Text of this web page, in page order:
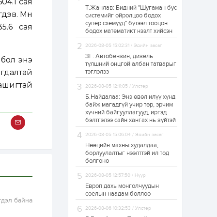
Мөн
сая
энэ
байна
Н.Номтойбаяр:
Аймгуудад
тулгамдаж буй
асуудлуудыг долоо
хоног бүр Засгийн
газрын...
1 өдөр 0
УИХ-ын дарга
С.Бямбацогт төрийг
тахих төрийн
тахилгад оролцлоо
1 өдөр 3 0
“Хотын дарга сонсож
байна” 150150 тусгай
дугаарыг
наймдугаар сарын
1 өдөр 0
руу нийтийн тээврийн
автобус 24 цагаар
үйлчилж байна
Т.Жанлав: Бидний "Шугаман бус
системийг ойролцоо бодох
супер схемүүд" бүтээл тооцон
бодох математикт нээлт хийсэн
2026-08-05 15:02:31 / Эдийн засаг
ЗГ: Автобензин, дизель
түлшний онцгой албан татварыг
тэглэлээ
2026-08-05 12:11:05 / Улстөр
Б.Найдалаа: Энэ өвөл илүү хүнд
байж магадгүй учир төр, эрчим
хүчний байгууллагууд, иргэд
бэлтгэлээ сайн хангах нь зүйтэй
2026-08-05 15:06:04 / Эдийн засаг
Нөөцийн махны худалдаа,
борлуулалтыг нээлттэй ил тод
болгоно
2026-08-05 12:57:50 / Нүүр
Европ дахь монголчуудын
соёлын наадам боллоо
2026-08-06 10:32:53 / Улстөр